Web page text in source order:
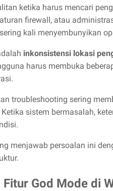
ketika harus mencari
firewall, atau
kali menyembunyikan
inkonsistensi lokasi
harus membuka
troubleshooting sering
sistem bermasalah,
menjawab persoalan ini
God Mode di